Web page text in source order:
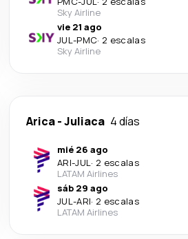
Sky Airline
vie 21 ago
JUL-PMC· 2 escalas
Sky Airline
Arica-Juliaca 4 días
mié 26 ago
ARI-JUL· 2 escalas
LATAM Airlines
sáb 29 ago
JUL-ARI· 2 escalas
LATAM Airlines